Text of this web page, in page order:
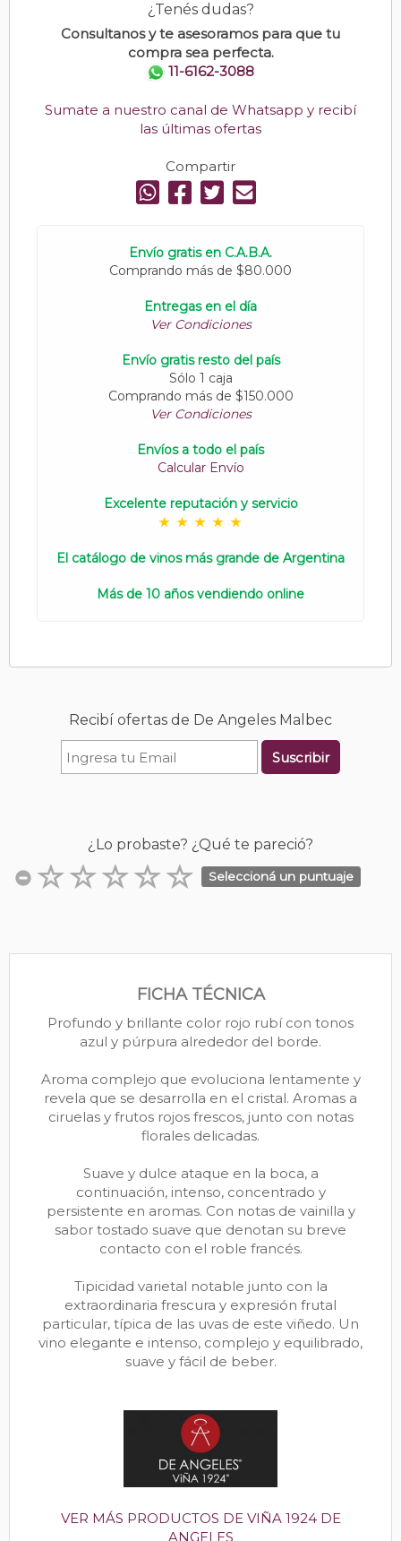
¿Tenés dudas?
Consultanos y te asesoramos para que tu
compra sea perfecta.
11-6162-3088
Sumate a nuestro canal de Whatsapp y recibí
las últimas ofertas
Compartir
Envío gratis en C.A.B.A.
Comprando más de $80.000
Entregas en el día
Ver Condiciones
Envío gratis resto del país
Sólo 1 caja
Comprando más de $150.000
Ver Condiciones
Envíos a todo el país
Calcular Envío
Excelente reputación y servicio
El catálogo de vinos más grande de Argentina
Más de 10 años vendiendo online
Recibí ofertas de De Angeles Malbec
Suscribir
¿Lo probaste? ¿Qué te pareció?
Seleccioná un puntuaje
FICHA TÉCNICA
Profundo y brillante color rojo rubí con tonos
azul y púrpura alrededor del borde.
Aroma complejo que evoluciona lentamente y
revela que se desarrolla en el cristal. Aromas a
ciruelas y frutos rojos frescos, junto con notas
florales delicadas.
Suave y dulce ataque en la boca, a
continuación, intenso, concentrado y
persistente en aromas. Con notas de vainilla y
sabor tostado suave que denotan su breve
contacto con el roble francés.
Tipicidad varietal notable junto con la
extraordinaria frescura y expresión frutal
particular, típica de las uvas de este viñedo. Un
vino elegante e intenso, complejo y equilibrado,
suave y fácil de beber.
VER MÁS PRODUCTOS DE VIÑA 1924 DE
ANGELES